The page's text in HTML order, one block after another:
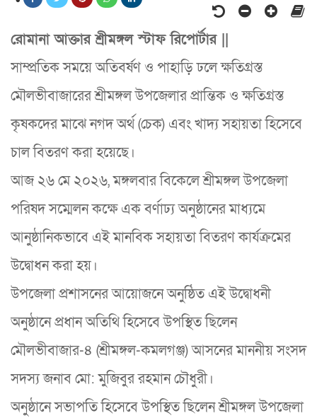
রোমানা আক্তার ​শ্রীমঙ্গল স্টাফ রিপোর্টার ||
সাম্প্রতিক সময়ে অতিবর্ষণ ও পাহাড়ি ঢলে ক্ষতিগ্রস্ত
মৌলভীবাজারের শ্রীমঙ্গল উপজেলার প্রান্তিক ও ক্ষতিগ্রস্ত
কৃষকদের মাঝে নগদ অর্থ (চেক) এবং খাদ্য সহায়তা হিসেবে
চাল বিতরণ করা হয়েছে।
​আজ ২৬ মে ২০২৬, মঙ্গলবার বিকেলে শ্রীমঙ্গল উপজেলা
পরিষদ সম্মেলন কক্ষে এক বর্ণাঢ্য অনুষ্ঠানের মাধ্যমে
আনুষ্ঠানিকভাবে এই মানবিক সহায়তা বিতরণ কার্যক্রমের
উদ্বোধন করা হয়।
​উপজেলা প্রশাসনের আয়োজনে অনুষ্ঠিত এই উদ্বোধনী
অনুষ্ঠানে প্রধান অতিথি হিসেবে উপস্থিত ছিলেন
মৌলভীবাজার-৪ (শ্রীমঙ্গল-কমলগঞ্জ) আসনের মাননীয় সংসদ
সদস্য জনাব মো: মুজিবুর রহমান চৌধুরী।
​অনুষ্ঠানে সভাপতি হিসেবে উপস্থিত ছিলেন শ্রীমঙ্গল উপজেলা